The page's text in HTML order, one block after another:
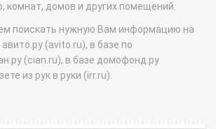
комнат, домов и других помещений.
поискать нужную Вам информацию на
(avito.ru), в базе по
(cian.ru), в базе домофонд.ру
из рук в руки (irr.ru).